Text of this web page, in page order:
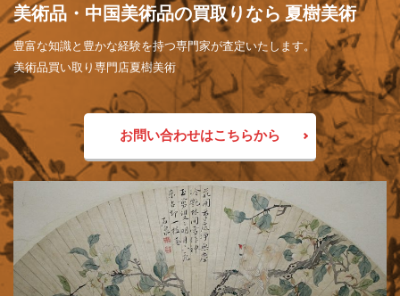
美術品・中国美術品の買取りなら 夏樹美術
豊富な知識と豊かな経験を持つ専門家が査定いたします。
美術品買い取り専門店夏樹美術
お問い合わせはこちらから